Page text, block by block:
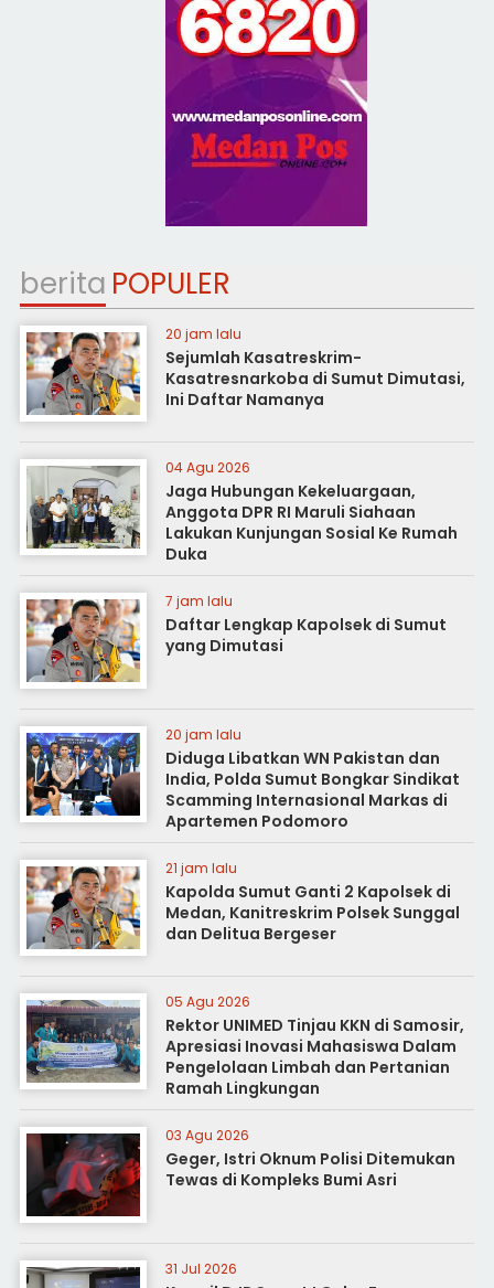
berita POPULER
20 jam lalu
Sejumlah Kasatreskrim-
Kasatresnarkoba di Sumut Dimutasi,
Ini Daftar Namanya
04 Agu 2026
Jaga Hubungan Kekeluargaan,
Anggota DPR RI Maruli Siahaan
Lakukan Kunjungan Sosial Ke Rumah
Duka
7 jam lalu
Daftar Lengkap Kapolsek di Sumut
yang Dimutasi
20 jam lalu
Diduga Libatkan WN Pakistan dan
India, Polda Sumut Bongkar Sindikat
Scamming Internasional Markas di
Apartemen Podomoro
21 jam lalu
Kapolda Sumut Ganti 2 Kapolsek di
Medan, Kanitreskrim Polsek Sunggal
dan Delitua Bergeser
05 Agu 2026
Rektor UNIMED Tinjau KKN di Samosir,
Apresiasi Inovasi Mahasiswa Dalam
Pengelolaan Limbah dan Pertanian
Ramah Lingkungan
03 Agu 2026
Geger, Istri Oknum Polisi Ditemukan
Tewas di Kompleks Bumi Asri
31 Jul 2026